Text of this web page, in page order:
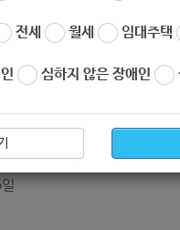
전세 월세 임대주택
심하지 않은 장애인
서울시 청년수
울특별시 청년기본조례”에
당 참여자(1차)를 다음과 같